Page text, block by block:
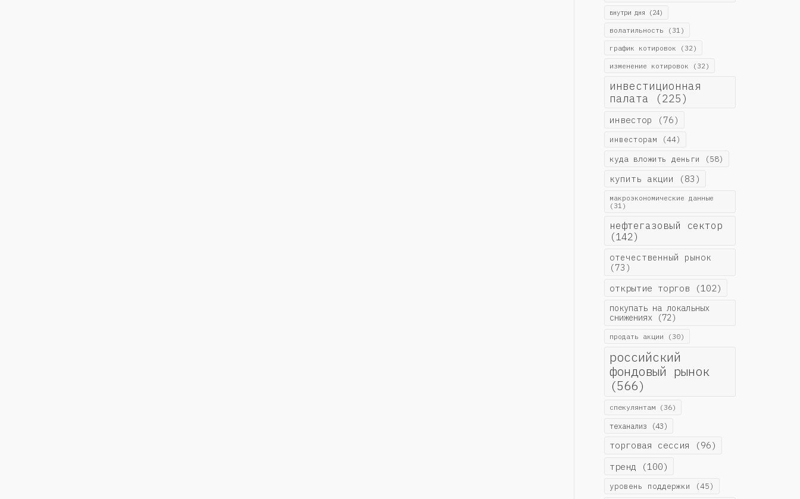
внутри дня (24)
волатильность (31)
график котировок (32)
изменение котировок (32)
инвестиционная
палата (225)
инвестор (76)
инвесторам (44)
куда вложить деньги (58)
купить акции (83)
макроэкономические данные
(31)
нефтегазовый сектор
(142)
отечественный рынок
(73)
открытие торгов (102)
покупать на локальных
снижениях(72)
продать акции (30)
российский
фондовый рынок
(566)
спекулянтам(36)
теханализ (43)
торговая сессия (96)
тренд (100)
уровень поддержки (45)